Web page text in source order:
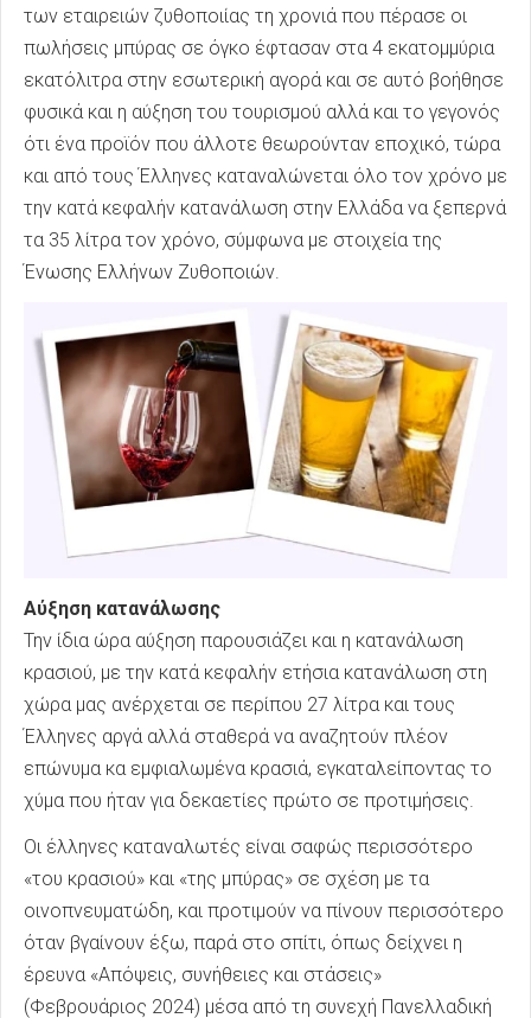
των εταιρειών ζυθοποιίας τη χρονιά που πέρασε οι
πωλήσεις μπύρας σε όγκο έφτασαν στα 4 εκατομμύρια
εκατόλιτρα στην εσωτερική αγορά και σε αυτό βοήθησε
φυσικά και η αύξηση του τουρισμού αλλά και το γεγονός
ότι ένα προϊόν που άλλοτε θεωρούνταν εποχικό, τώρα
και από τους Έλληνες καταναλώνεται όλο τον χρόνο με
την κατά κεφαλήν κατανάλωση στην Ελλάδα να ξεπερνά
τα 35 λίτρα τον χρόνο, σύμφωνα με στοιχεία της
Ένωσης Ελλήνων Ζυθοποιών.
Αύξηση κατανάλωσης
Την ίδια ώρα αύξηση παρουσιάζει και η κατανάλωση
κρασιού, με την κατά κεφαλήν ετήσια κατανάλωση στη
χώρα μας ανέρχεται σε περίπου 27 λίτρα και τους
Έλληνες αργά αλλά σταθερά να αναζητούν πλέον
επώνυμα κα εμφιαλωμένα κρασιά, εγκαταλείποντας το
χύμα που ήταν για δεκαετίες πρώτο σε προτιμήσεις.
Οι έλληνες καταναλωτές είναι σαφώς περισσότερο
«του κρασιού» και «της μπύρας» σε σχέση με τα
οινοπνευματώδη, και προτιμούν να πίνουν περισσότερο
όταν βγαίνουν έξω, παρά στο σπίτι, όπως δείχνει η
έρευνα «Απόψεις, συνήθειες και στάσεις»
(Φεβρουάριος 2024) μέσα από τη συνεχή Πανελλαδική